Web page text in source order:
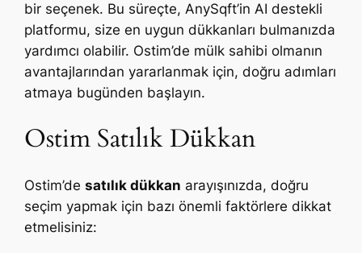
bir seçenek. Bu süreçte, AnySqft’in AI destekli
platformu, size en uygun dükkanları bulmanızda
yardımcı olabilir. Ostim’de mülk sahibi olmanın
avantajlarından yararlanmak için, doğru adımları
atmaya bugünden başlayın.
Ostim Satılık Dükkan
Ostim’desatılık dükkan arayışınızda, doğru
seçim yapmak için bazı önemli faktörlere dikkat
etmelisiniz: